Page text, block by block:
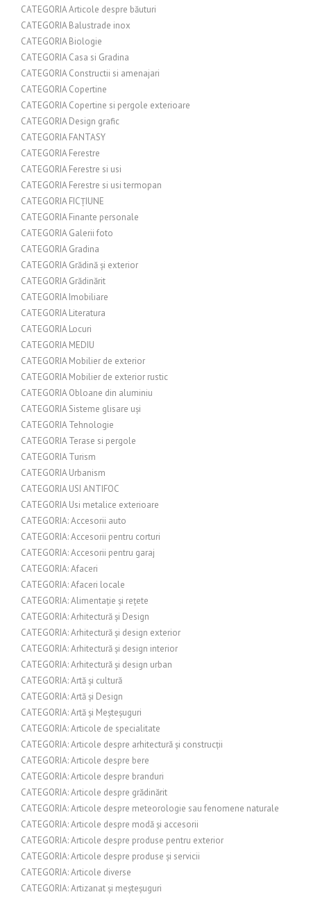
CATEGORIA Articole despre băuturi
CATEGORIA Balustrade inox
CATEGORIA Biologie
CATEGORIA Casa si Gradina
CATEGORIA Constructii si amenajari
CATEGORIA Copertine
CATEGORIA Copertine si pergole exterioare
CATEGORIA Design grafic
CATEGORIA FANTASY
CATEGORIA Ferestre
CATEGORIA Ferestre si usi
CATEGORIA Ferestre si usi termopan
CATEGORIA FICȚIUNE
CATEGORIA Finante personale
CATEGORIA Galerii foto
CATEGORIA Gradina
CATEGORIA Grădină și exterior
CATEGORIA Grădinărit
CATEGORIA Imobiliare
CATEGORIA Literatura
CATEGORIA Locuri
CATEGORIA MEDIU
CATEGORIA Mobilier de exterior
CATEGORIA Mobilier de exterior rustic
CATEGORIA Obloane din aluminiu
CATEGORIA Sisteme glisare uși
CATEGORIA Tehnologie
CATEGORIA Terase si pergole
CATEGORIA Turism
CATEGORIA Urbanism
CATEGORIA USI ANTIFOC
CATEGORIA Usi metalice exterioare
CATEGORIA: Accesorii auto
CATEGORIA: Accesorii pentru corturi
CATEGORIA: Accesorii pentru garaj
CATEGORIA: Afaceri
CATEGORIA: Afaceri locale
CATEGORIA: Alimentație și rețete
CATEGORIA: Arhitectură și Design
CATEGORIA: Arhitectură și design exterior
CATEGORIA: Arhitectură și design interior
CATEGORIA: Arhitectură și design urban
CATEGORIA: Artă și cultură
CATEGORIA: Artă și Design
CATEGORIA: Artă și Meșteșuguri
CATEGORIA: Articole de specialitate
CATEGORIA: Articole despre arhitectură și construcții
CATEGORIA: Articole despre bere
CATEGORIA: Articole despre branduri
CATEGORIA: Articole despre grădinărit
CATEGORIA: Articole despre meteorologie sau fenomene naturale
CATEGORIA: Articole despre modă și accesorii
CATEGORIA: Articole despre produse pentru exterior
CATEGORIA: Articole despre produse și servicii
CATEGORIA: Articole diverse
CATEGORIA: Artizanat și meșteșuguri